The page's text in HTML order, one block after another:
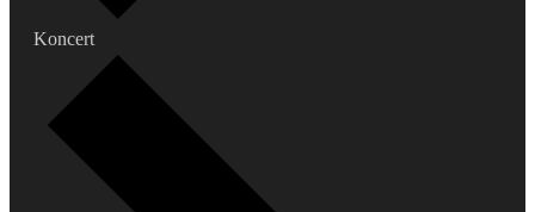
Koncert